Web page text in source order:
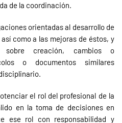
de la coordinación.
orientadas al desarrollo de
como a las mejoras de éstos, y
sobre creación, cambios o
o documentos similares
el rol del profesional de la
en la toma de decisiones en
ese rol con responsabilidad y